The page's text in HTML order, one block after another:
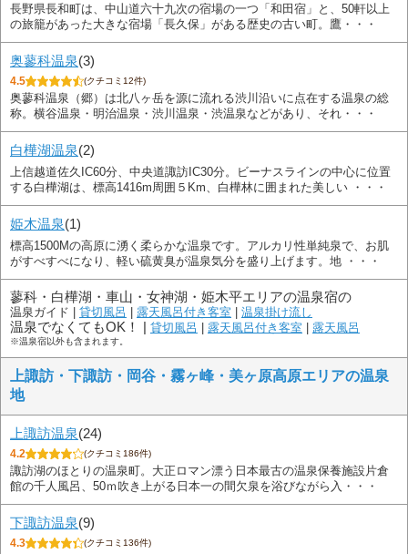
長野県長和町は、中山道六十九次の宿場の一つ「和田宿」と、50軒以上
の旅籠があった大きな宿場「長久保」がある歴史の古い町。鷹・・・
奥蓼科温泉(3)
4.5 (クチコミ12件)
奥蓼科温泉（郷）は北八ヶ岳を源に流れる渋川沿いに点在する温泉の総
称。横谷温泉・明治温泉・渋川温泉・渋温泉などがあり、それ・・・
白樺湖温泉(2)
上信越道佐久IC60分、中央道諏訪IC30分。ビーナスラインの中心に位置
する白樺湖は、標高1416m周囲５Km、白樺林に囲まれた美しい ・・・
姫木温泉(1)
標高1500Mの高原に湧く柔らかな温泉です。アルカリ性単純泉で、お肌
がすべすべになり、軽い硫黄臭が温泉気分を盛り上げます。地 ・・・
蓼科・白樺湖・車山・女神湖・姫木平エリアの温泉宿の
温泉ガイド | 貸切風呂 | 露天風呂付き客室 | 温泉掛け流し
温泉でなくてもOK！ | 貸切風呂 | 露天風呂付き客室 | 露天風呂
※温泉宿以外も含まれます。
上諏訪・下諏訪・岡谷・霧ヶ峰・美ヶ原高原エリアの温泉
地
上諏訪温泉(24)
4.2 (クチコミ186件)
諏訪湖のほとりの温泉町。大正ロマン漂う日本最古の温泉保養施設片倉
館の千人風呂、50ｍ吹き上がる日本一の間欠泉を浴びながら入・・・
下諏訪温泉(9)
4.3 (クチコミ136件)